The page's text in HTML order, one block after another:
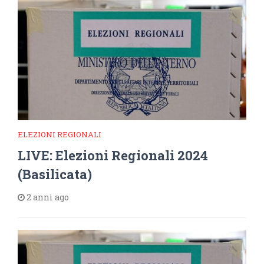
ELEZIONI REGIONALI
LIVE: Elezioni Regionali 2024
(Basilicata)
2 anni ago